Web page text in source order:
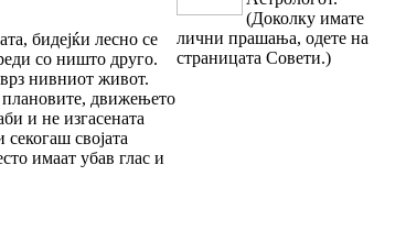
бидејќи лесно се
со ништо друго.
нивниот живот.
плановите, движењето
и не изгасената
својата
имаат убав глас и
(Доколку имате
лични прашања, одете на
страницата Совети.)